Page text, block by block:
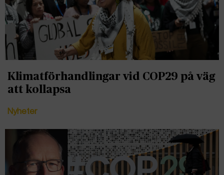
Klimatförhandlingar vid COP29 på väg
att kollapsa
Nyheter